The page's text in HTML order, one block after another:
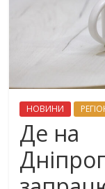
НОВИНИ
Де на